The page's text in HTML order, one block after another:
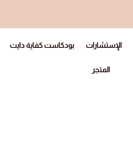
الإستشارات بودكاست كفاية دايت
المتجر